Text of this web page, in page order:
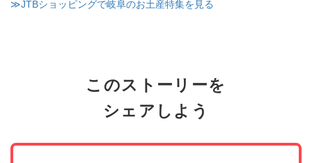
≫JTBショッピングで岐阜のお土産特集を見る
このストーリーを
シェアしよう